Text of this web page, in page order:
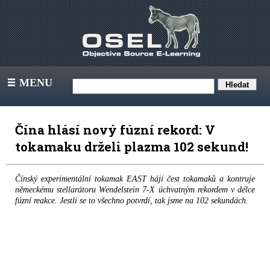
III MENU
Čína hlásí nový fúzní rekord: V
tokamaku drželi plazma 102 sekund!
Čínský experimentální tokamak EAST hájí čest tokamaků a kontruje
německému stellarátoru Wendelstein 7-X úchvatným rekordem v délce
fúzní reakce. Jestli se to všechno potvrdí, tak jsme na 102 sekundách.